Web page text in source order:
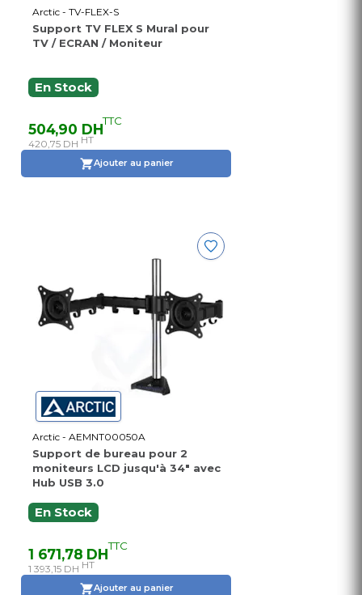
Arctic - TV-FLEX-S
Support TV FLEX S Mural pour
TV / ECRAN / Moniteur
En Stock
504,90 DHTTC
420,75 DH HT
Ajouter au panier
Arctic - AEMNT00050A
Support de bureau pour 2
moniteurs LCD jusqu'à 34" avec
Hub USB 3.0
En Stock
1 671,78 DHTTC
1 393,15 DH HT
Ajouter au panier